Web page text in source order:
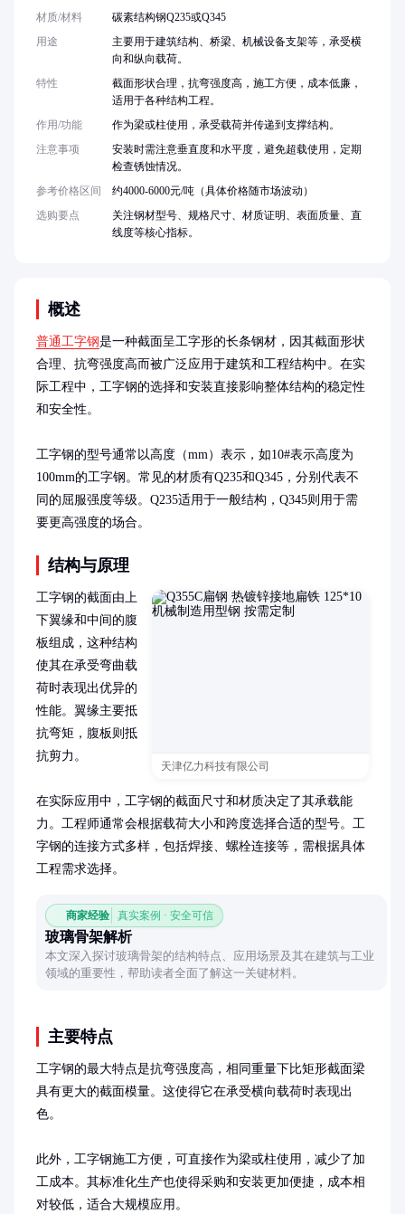
概述
普通工字钢是一种截面呈工字形的长条钢材，因其截面形状
合理、抗弯强度高而被广泛应用于建筑和工程结构中。在实
际工程中，工字钢的选择和安装直接影响整体结构的稳定性
和安全性。
工字钢的型号通常以高度（mm）表示，如10#表示高度为
100mm的工字钢。常见的材质有Q235和Q345，分别代表不
同的屈服强度等级。Q235适用于一般结构，Q345则用于需
要更高强度的场合。
结构与原理
天津亿力科技有限公司
工字钢的截面由上
下翼缘和中间的腹
板组成，这种结构
使其在承受弯曲载
荷时表现出优异的
性能。翼缘主要抵
抗弯矩，腹板则抵
抗剪力。
在实际应用中，工字钢的截面尺寸和材质决定了其承载能
力。工程师通常会根据载荷大小和跨度选择合适的型号。工
字钢的连接方式多样，包括焊接、螺栓连接等，需根据具体
工程需求选择。
商家经验 真实案例 · 安全可信
玻璃骨架解析
本文深入探讨玻璃骨架的结构特点、应用场景及其在建筑与工业
领域的重要性，帮助读者全面了解这一关键材料。
主要特点
工字钢的最大特点是抗弯强度高，相同重量下比矩形截面梁
具有更大的截面模量。这使得它在承受横向载荷时表现出
色。
此外，工字钢施工方便，可直接作为梁或柱使用，减少了加
工成本。其标准化生产也使得采购和安装更加便捷，成本相
对较低，适合大规模应用。
材质/材料
碳素结构钢Q235或Q345
用途
主要用于建筑结构、桥梁、机械设备支架等，承受横
向和纵向载荷。
特性
截面形状合理，抗弯强度高，施工方便，成本低廉，
适用于各种结构工程。
作用/功能
作为梁或柱使用，承受载荷并传递到支撑结构。
注意事项
安装时需注意垂直度和水平度，避免超载使用，定期
检查锈蚀情况。
参考价格区间
约4000-6000元/吨（具体价格随市场波动）
选购要点
关注钢材型号、规格尺寸、材质证明、表面质量、直
线度等核心指标。